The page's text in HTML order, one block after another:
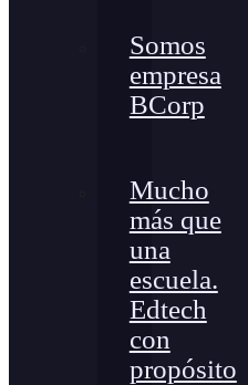
Somos
empresa
BCorp
Mucho
más que
una
escuela.
Edtech
con
propósito